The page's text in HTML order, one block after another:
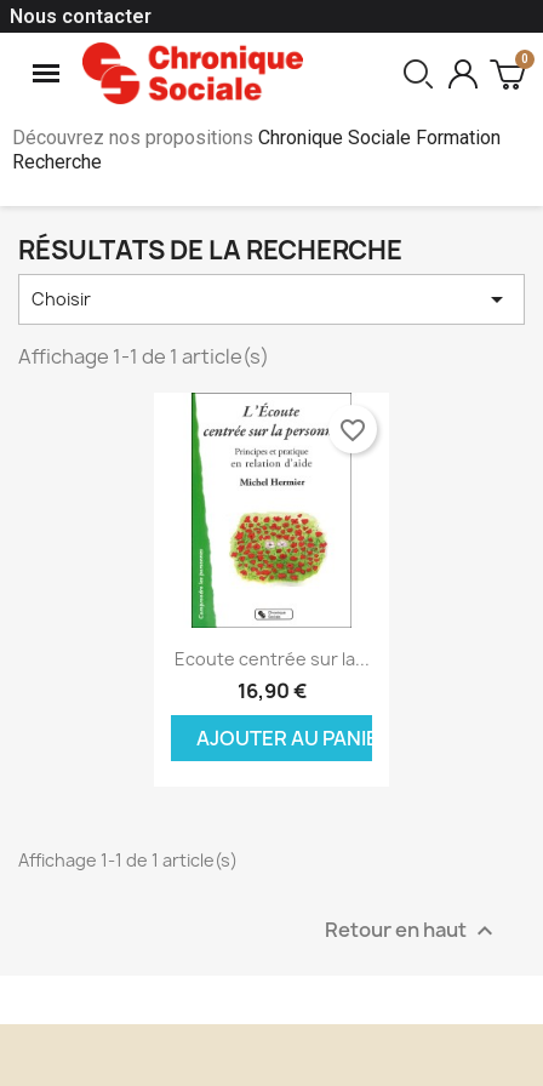
Nous contacter
Découvrez nos propositions Chronique Sociale Formation
Recherche
RÉSULTATS DE LA RECHERCHE
Choisir 
Affichage 1-1 de 1 article(s)
Aperçu rapide
Ecoute centrée sur la...
16,90 €
AJOUTER AU PANIER
favorite_border
Affichage 1-1 de 1 article(s)
Retour en haut 